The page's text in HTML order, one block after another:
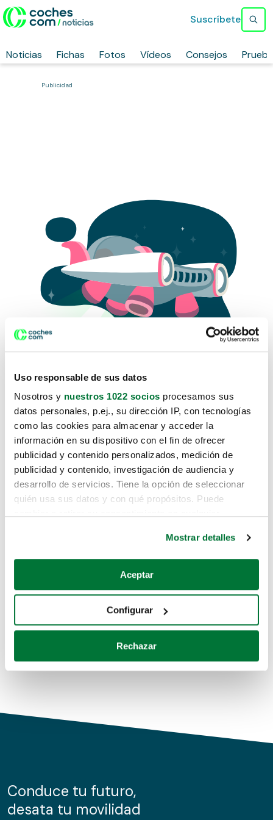
Uso responsable de sus datos
Nosotros y nuestros 1022 socios procesamos sus
datos personales, p.ej., su dirección IP, con tecnologías
como las cookies para almacenar y acceder la
información en su dispositivo con el fin de ofrecer
publicidad y contenido personalizados, medición de
publicidad y contenido, investigación de audiencia y
desarrollo de servicios. Tiene la opción de seleccionar
quién usa sus datos y con qué propósitos. Puede
Si lo permite, también quisiéramos:
Recopilar información sobre su ubicación geográfica
Identificar su dispositivo analizándolo activamente
para buscar características específicas (huellas
Obtenga más información sobre cómo se procesan sus
de cookies.
información sobre el uso que haga del sitio web con
nuestros partners de redes sociales, publicidad y análisis
Mostrar detalles
Aceptar
Configurar
Rechazar
Noticias Fichas Fotos Vídeos Consejos
Suscríbete
Publicidad
Lo sentimos, no sabemos como
te hemos traido hasta aquí.
Pero puedes encontrar el coche que estás
buscando en alguno de estos enlaces:
Coches de segunda mano
Coches de km0
Conduce tu futuro,
desata tu movilidad